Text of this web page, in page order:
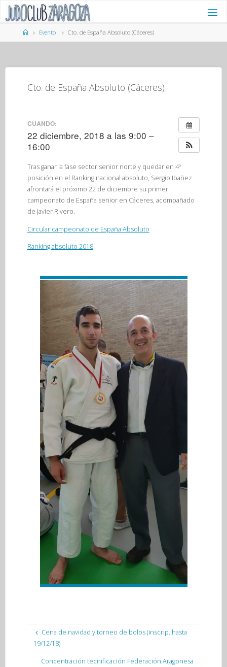
Saltar
contenidoPágina
de
Evento Cto. de España Absoluto (Cáceres)
Cto. de España Absoluto (Cáceres)
CUANDO:
22 diciembre, 2018 a las 9:00 –
16:00
Tras ganar la fase sector senior norte y quedar en 4º
posición en el Ranking nacional absoluto, Sergio Ibañez
afrontará el próximo 22 de diciembre su primer
campeonato de España senior en Cáceres, acompañado
de Javier Rivero.
Circular campeonato de España Absoluto
Ranking absoluto 2018
Cena de navidad y torneo de bolos (inscrip. hasta
19/12/18)
Concentración tecnificación Federación Aragonesa